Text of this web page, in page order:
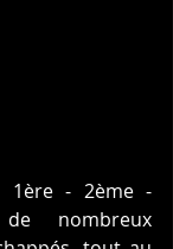
1ère - 2ème -
nombreux